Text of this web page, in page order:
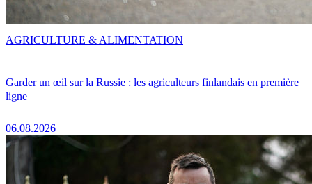
Garder un œil sur la Russie : les agriculteurs finlandais en première
ligne
06.08.2026
AGRICULTURE & ALIMENTATION